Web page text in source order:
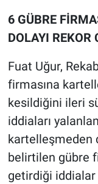
6 GÜBRE
DOLAYI REKOR
Fuat Uğur,
firmasına
kesildiğini ileri
iddiaları
kartelleşmeden
belirtilen gübre
getirdiği iddialar